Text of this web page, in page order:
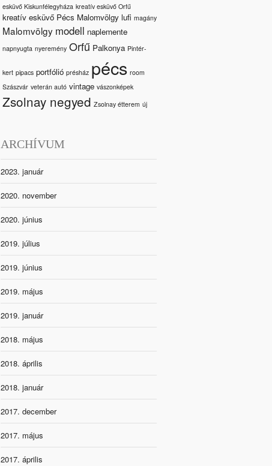
esküvő Kiskunfélegyháza kreatív esküvő Orfű
kreatív esküvő Pécs Malomvölgy lufi magány
Malomvölgy modell naplemente
napnyugta nyeremény Orfű Palkonya Pintér-
kert pipacs portfólió présház pécs room
Szászvár veterán autó vintage vászonképek
Zsolnay negyed Zsolnay étterem új
ARCHÍVUM
2023. január
2020. november
2020. június
2019. július
2019. június
2019. május
2019. január
2018. május
2018. április
2018. január
2017. december
2017. május
2017. április